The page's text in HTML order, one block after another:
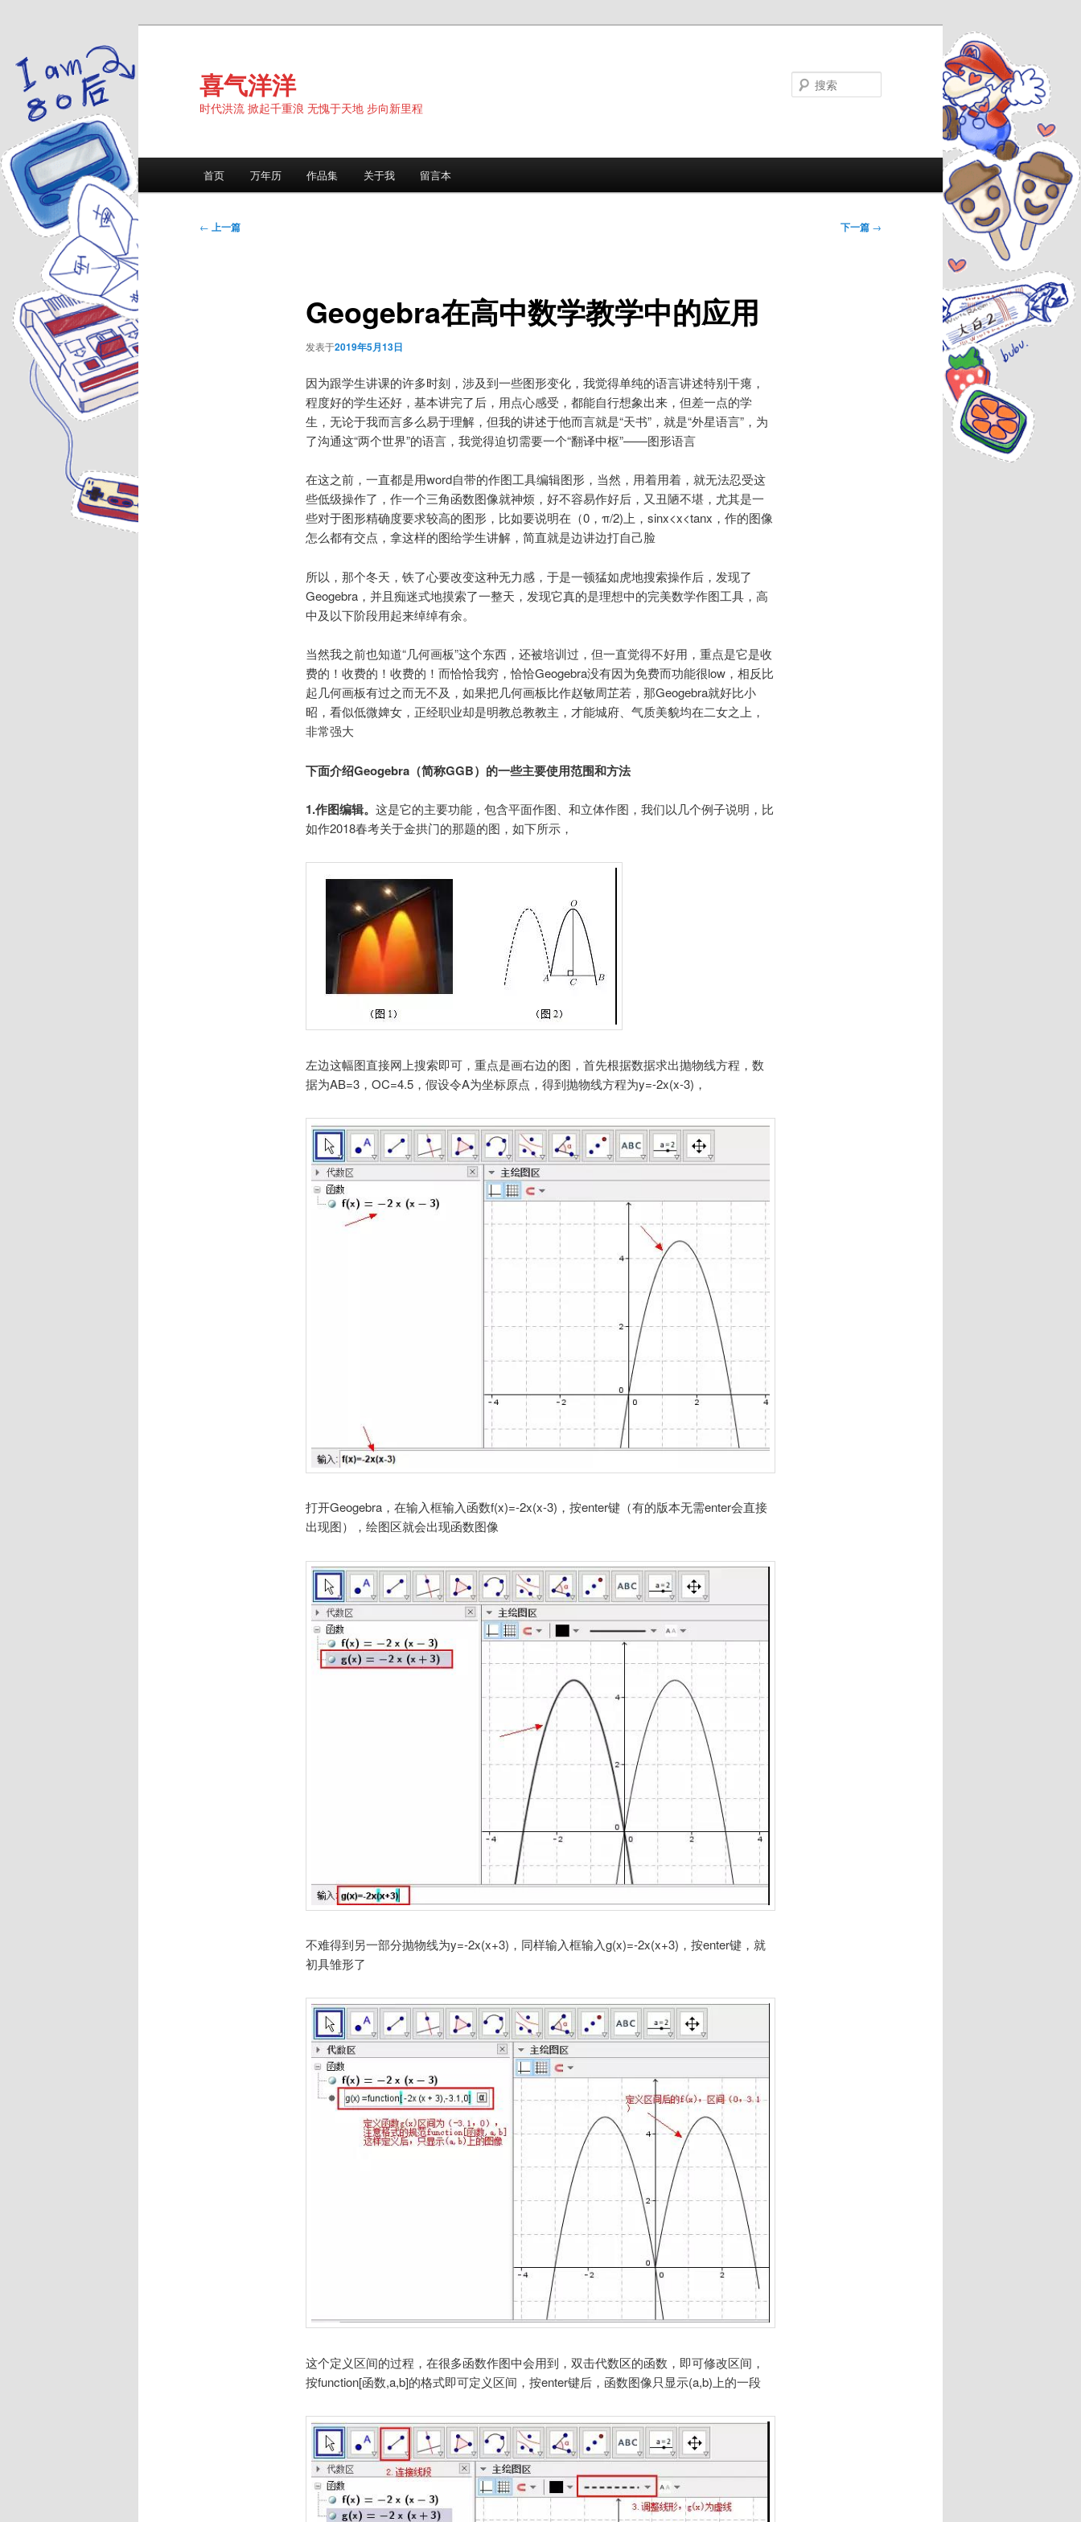
域
喜气洋洋
时代洪流 掀起千重浪 无愧于天地 步向新里程
首页 万年历 作品集 关于我 留言本
文
← 上一篇 下一篇 →
Geogebra在高中数学教学中的应用
发表于2019年5月13日
因为跟学生讲课的许多时刻，涉及到一些图形变化，我觉得单纯的语言讲述特别干瘪，
程度好的学生还好，基本讲完了后，用点心感受，都能自行想象出来，但差一点的学
生，无论于我而言多么易于理解，但我的讲述于他而言就是“天书”，就是“外星语言”，为
了沟通这“两个世界”的语言，我觉得迫切需要一个“翻译中枢”——图形语言
在这之前，一直都是用word自带的作图工具编辑图形，当然，用着用着，就无法忍受这
些低级操作了，作一个三角函数图像就神烦，好不容易作好后，又丑陋不堪，尤其是一
些对于图形精确度要求较高的图形，比如要说明在（0，π/2)上，sinx<x<tanx，作的图像
怎么都有交点，拿这样的图给学生讲解，简直就是边讲边打自己脸
所以，那个冬天，铁了心要改变这种无力感，于是一顿猛如虎地搜索操作后，发现了
Geogebra，并且痴迷式地摸索了一整天，发现它真的是理想中的完美数学作图工具，高
中及以下阶段用起来绰绰有余。
当然我之前也知道“几何画板”这个东西，还被培训过，但一直觉得不好用，重点是它是收
费的！收费的！收费的！而恰恰我穷，恰恰Geogebra没有因为免费而功能很low，相反比
起几何画板有过之而无不及，如果把几何画板比作赵敏周芷若，那Geogebra就好比小
昭，看似低微婢女，正经职业却是明教总教教主，才能城府、气质美貌均在二女之上，
非常强大
下面介绍Geogebra（简称GGB）的一些主要使用范围和方法
1.作图编辑。 这是它的主要功能，包含平面作图、和立体作图，我们以几个例子说明，比
如作2018春考关于金拱门的那题的图，如下所示，
左边这幅图直接网上搜索即可，重点是画右边的图，首先根据数据求出抛物线方程，数
据为AB=3，OC=4.5，假设令A为坐标原点，得到抛物线方程为y=-2x(x-3)，
打开Geogebra，在输入框输入函数f(x)=-2x(x-3)，按enter键（有的版本无需enter会直接
出现图），绘图区就会出现函数图像
不难得到另一部分抛物线为y=-2x(x+3)，同样输入框输入g(x)=-2x(x+3)，按enter键，就
初具雏形了
这个定义区间的过程，在很多函数作图中会用到，双击代数区的函数，即可修改区间，
按function[函数,a,b]的格式即可定义区间，按enter键后，函数图像只显示(a,b)上的一段